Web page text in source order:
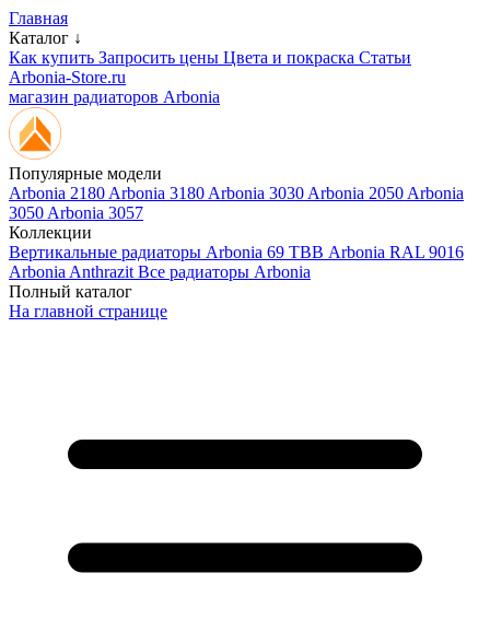
Главная
Каталог ↓
Как купить Запросить цены Цвета и покраска Статьи
Arbonia-Store.ru
магазин радиаторов Arbonia
Популярные модели
Arbonia 2180 Arbonia 3180 Arbonia 3030 Arbonia 2050 Arbonia
3050 Arbonia 3057
Коллекции
Вертикальные радиаторы Arbonia 69 ТВВ Arbonia RAL 9016
Arbonia Anthrazit Все радиаторы Arbonia
Полный каталог
На главной странице